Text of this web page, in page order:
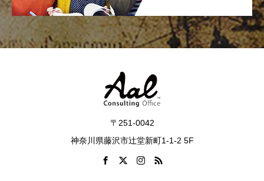
〒251-0042
神奈川県藤沢市辻堂新町1-1-2 5F